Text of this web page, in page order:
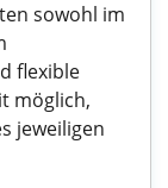
sowohl im
flexible
möglich,
jeweiligen